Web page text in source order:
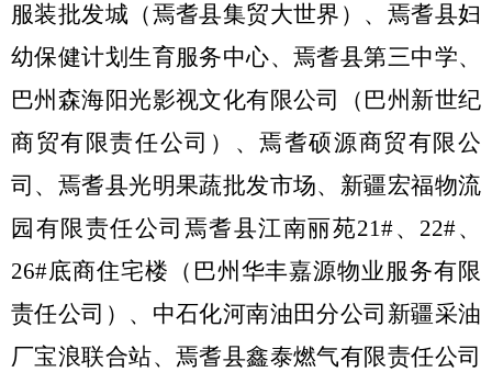
服装批发城（焉耆县集贸大世界）、焉耆县妇
幼保健计划生育服务中心、焉耆县第三中学、
巴州森海阳光影视文化有限公司（巴州新世纪
商贸有限责任公司）、焉耆硕源商贸有限公
司、焉耆县光明果蔬批发市场、新疆宏福物流
园有限责任公司焉耆县江南丽苑21#、 22#、
26#底商住宅楼（巴州华丰嘉源物业服务有限
责任公司）、中石化河南油田分公司新疆采油
厂宝浪联合站、焉耆县鑫泰燃气有限责任公司